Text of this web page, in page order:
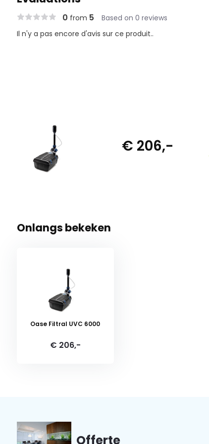
0 from 5 Based on 0 reviews
Il n'y a pas encore d'avis sur ce produit..
€ 206,-
Onlangs bekeken
Oase Filtral UVC 6000
€ 206,-
Offerte